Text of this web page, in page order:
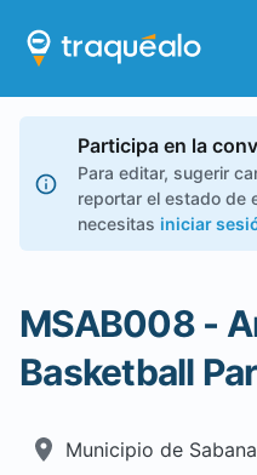
Participa en la
Para editar, sugerir
reportar el estado de
necesitas iniciar
MSAB008 -
Basketball
Municipio de